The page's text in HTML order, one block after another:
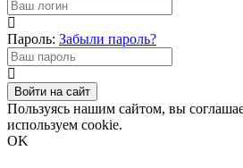
Пароль: Забыли пароль?
Войти на сайт
Пользуясь нашим сайтом, вы
используем cookie.
OK